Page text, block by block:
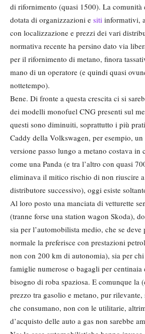
di rifornimento (quasi 1500). La comunità
dotata di organizzazioni e siti informativi,
con localizzazione e prezzi dei vari
normativa recente ha persino dato via
per il rifornimento di metano, finora
mano di un operatore (e quindi quasi
nottetempo).
Bene. Di fronte a questa crescita ci si
dei modelli monofuel CNG presenti sul
questi sono diminuiti, soprattutto i più
Caddy della Volkswagen, per esempio,
versione passo lungo a metano costava in
come una Panda (e tra l’altro con quasi
eliminava il mitico rischio di non riuscire
distributore successivo), oggi esiste
Al loro posto una manciata di vetturette
(tranne forse una station wagon Skoda),
sia per l’automobilista medio, che se deve
normale la preferisce con prestazioni
non con 200 km di autonomia), sia per chi
famiglie numerose o bagagli per
bisogno di roba spaziosa. E comunque la
prezzo tra gasolio e metano, pur
che consumano, non con le utilitarie,
d’acquisto delle auto a gas non sarebbe